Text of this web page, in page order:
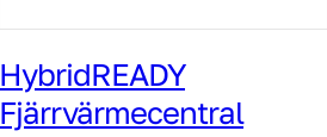
HybridREADY
Fjärrvärmecentral